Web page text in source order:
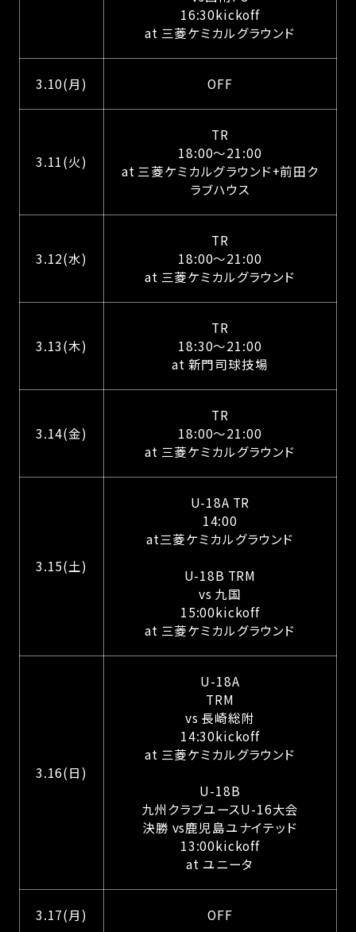
16:30kickoff
at 三菱ケミカルグラウンド
3.10(月) OFF
3.11(火)
TR
18:00〜21:00
at 三菱ケミカルグラウンド+前田ク
ラブハウス
3.12(水)
TR
18:00〜21:00
at 三菱ケミカルグラウンド
3.13(木)
TR
18:30〜21:00
at 新門司球技場
3.14(金)
TR
18:00〜21:00
at 三菱ケミカルグラウンド
3.15(土)
U-18A TR
14:00
at三菱ケミカルグラウンド
U-18B TRM
vs 九国
15:00kickoff
at 三菱ケミカルグラウンド
3.16(日)
U-18A
TRM
vs 長崎総附
14:30kickoff
at 三菱ケミカルグラウンド
U-18B
九州クラブユースU-16大会
決勝 vs鹿児島ユナイテッド
13:00kickoff
at ユニータ
3.17(月) OFF